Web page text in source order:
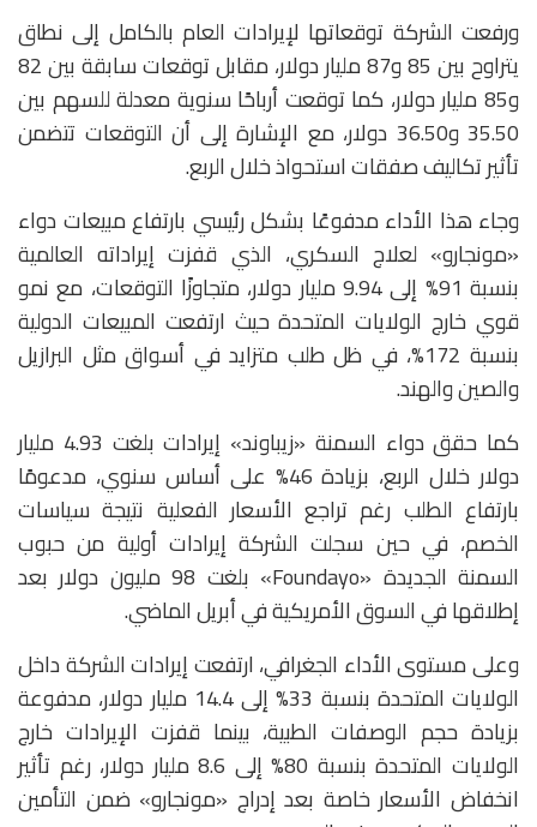
ورفعت الشركة توقعاتها لإيرادات العام بالكامل إلى نطاق
يتراوح بين 85 و87 مليار دولار، مقابل توقعات سابقة بين 82
و85 مليار دولار، كما توقعت أرباحًا سنوية معدلة للسهم بين
35.50 و36.50 دولار، مع الإشارة إلى أن التوقعات تتضمن
تأثير تكاليف صفقات استحواذ خلال الربع.
وجاء هذا الأداء مدفوعًا بشكل رئيسي بارتفاع مبيعات دواء
«مونجارو» لعلاج السكري، الذي قفزت إيراداته العالمية
بنسبة 91% إلى 9.94 مليار دولار، متجاوزًا التوقعات، مع نمو
قوي خارج الولايات المتحدة حيث ارتفعت المبيعات الدولية
بنسبة 172%، في ظل طلب متزايد في أسواق مثل البرازيل
والصين والهند.
كما حقق دواء السمنة «زيباوند» إيرادات بلغت 4.93 مليار
دولار خلال الربع، بزيادة 46% على أساس سنوي، مدعومًا
بارتفاع الطلب رغم تراجع الأسعار الفعلية نتيجة سياسات
الخصم، في حين سجلت الشركة إيرادات أولية من حبوب
السمنة الجديدة «Foundayo» بلغت 98 مليون دولار بعد
إطلاقها في السوق الأمريكية في أبريل الماضي.
وعلى مستوى الأداء الجغرافي، ارتفعت إيرادات الشركة داخل
الولايات المتحدة بنسبة 33% إلى 14.4 مليار دولار، مدفوعة
بزيادة حجم الوصفات الطبية، بينما قفزت الإيرادات خارج
الولايات المتحدة بنسبة 80% إلى 8.6 مليار دولار، رغم تأثير
انخفاض الأسعار خاصة بعد إدراج «مونجارو» ضمن التأمين